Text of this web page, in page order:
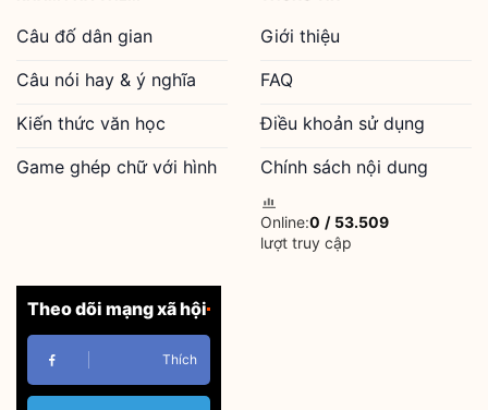
Câu đố dân gian
Câu nói hay & ý nghĩa
Kiến thức văn học
Game ghép chữ với hình
Giới thiệu
FAQ
Điều khoản sử dụng
Chính sách nội dung
Online:0 / 53.509
lượt truy cập
Theo dõi mạng xã hội
Thích